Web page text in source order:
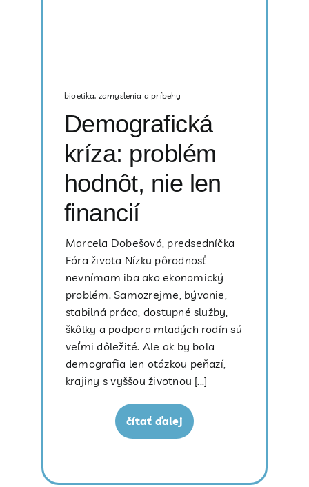
bioetika, zamyslenia a príbehy
Demografická
kríza: problém
hodnôt, nie len
financií
Marcela Dobešová, predsedníčka
Fóra života Nízku pôrodnosť
nevnímam iba ako ekonomický
problém. Samozrejme, bývanie,
stabilná práca, dostupné služby,
škôlky a podpora mladých rodín sú
veľmi dôležité. Ale ak by bola
demografia len otázkou peňazí,
krajiny s vyššou životnou [...]
čítať ďalej